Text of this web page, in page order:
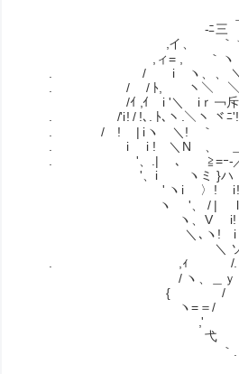
＿ -ー=
-ﾆ三
,イ、 ｀
,ィ= , ｀ヽ
. / i ヽ、、 ＼ ヽ
. / / ﾄ, ヽ＼ ＼
/ｲ ,ｲ i '＼ iｒ￢
. /'i! / !､. ﾄ､ヽ
. / ! | iヽ ＼!
. i i ! ＼N 、
. '、.| ゝ､ ≧=ｰ-／
'、i ヽミ }ハ ＼
' ヽi 〉! i! ｲ
ヽ '、 / | l
ヽ、V i! l
＼､ヽ! i l i｀ﾊ,
＼ ソ. i | .
. ,ｨ /. l ! ﾊ, ﾏ
/ ヽ、＿ｙ ,' i
{ / ﾑ、 ヽ､ i
ヽ=＝/ i! ￣
,' i i｀ヽ、 ／ |
弋 l l! ／／ i ＞=-
｀. ー乂＿ ／ l! ／
／ ﾚ' イ > ゝ: